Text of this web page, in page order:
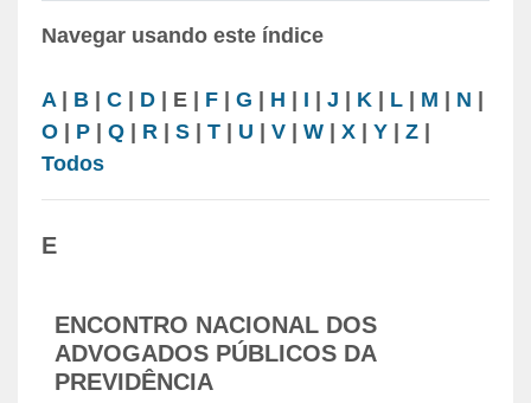
Navegar usando este índice
A| B C D E F G H I J K L M N
O
P Q R S T U V W X Y Z
Todos
E
ENCONTRO NACIONAL DOS
ADVOGADOS PÚBLICOS DA
PREVIDÊNCIA